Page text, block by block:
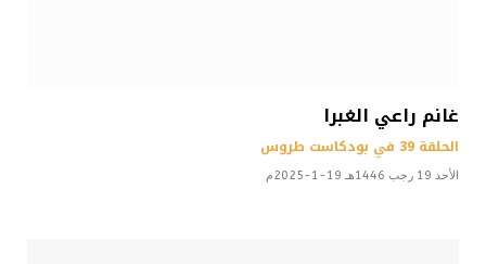
غانم راعي الغبرا
الحلقة 39 في بودكاست طروس
الأحد 19 رجب 1446هـ 19-1-2025م